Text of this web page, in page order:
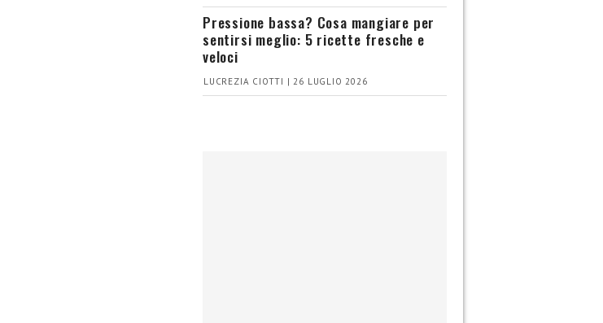
Pressione bassa? Cosa mangiare per
sentirsi meglio: 5 ricette fresche e
veloci
LUCREZIA CIOTTI | 26 LUGLIO 2026